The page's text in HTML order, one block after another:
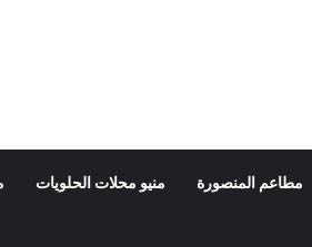
مطاعم المنصورة منيو محلات الحلويات